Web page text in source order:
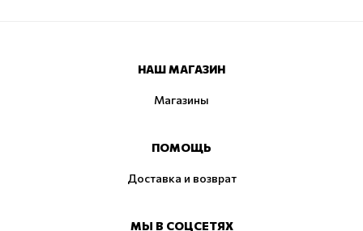
НАШ МАГАЗИН
Магазины
ПОМОЩЬ
Доставка и возврат
МЫ В СОЦСЕТЯХ